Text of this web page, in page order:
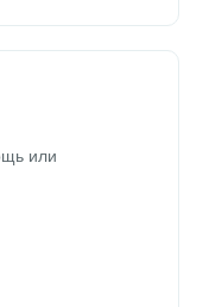
или